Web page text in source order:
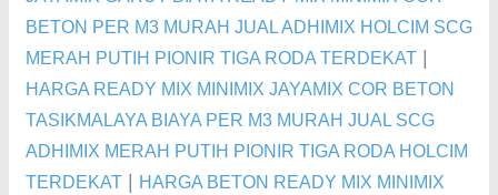
BETON PER M3 MURAH JUAL ADHIMIX HOLCIM SCG
MERAH PUTIH PIONIR TIGA RODA TERDEKAT
HARGA READY MIX MINIMIX JAYAMIX COR BETON
TASIKMALAYA BIAYA PER M3 MURAH JUAL SCG
ADHIMIX MERAH PUTIH PIONIR TIGA RODA HOLCIM
TERDEKAT
HARGA BETON READY MIX MINIMIX